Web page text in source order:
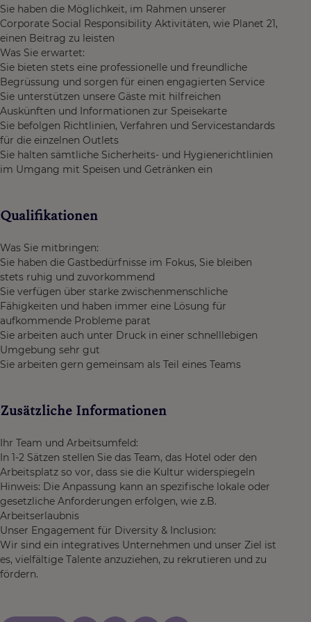
Sie haben die Möglichkeit, im Rahmen unserer
Corporate Social Responsibility Aktivitäten, wie Planet 21,
einen Beitrag zu leisten
Was Sie erwartet:
Sie bieten stets eine professionelle und freundliche
Begrüssung und sorgen für einen engagierten Service
Sie unterstützen unsere Gäste mit hilfreichen
Auskünften und Informationen zur Speisekarte
Sie befolgen Richtlinien, Verfahren und Servicestandards
für die einzelnen Outlets
Sie halten sämtliche Sicherheits- und Hygienerichtlinien
im Umgang mit Speisen und Getränken ein
Qualifikationen
Was Sie mitbringen:
Sie haben die Gastbedürfnisse im Fokus, Sie bleiben
stets ruhig und zuvorkommend
Sie verfügen über starke zwischenmenschliche
Fähigkeiten und haben immer eine Lösung für
aufkommende Probleme parat
Sie arbeiten auch unter Druck in einer schnelllebigen
Umgebung sehr gut
Sie arbeiten gern gemeinsam als Teil eines Teams
Zusätzliche Informationen
Ihr Team und Arbeitsumfeld:
In 1-2 Sätzen stellen Sie das Team, das Hotel oder den
Arbeitsplatz so vor, dass sie die Kultur widerspiegeln
Hinweis: Die Anpassung kann an spezifische lokale oder
gesetzliche Anforderungen erfolgen, wie z.B.
Arbeitserlaubnis
Unser Engagement für Diversity & Inclusion:
Wir sind ein integratives Unternehmen und unser Ziel ist
es, vielfältige Talente anzuziehen, zu rekrutieren und zu
fördern.